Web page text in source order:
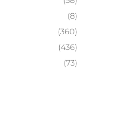
(8)
(360)
(436)
(73)